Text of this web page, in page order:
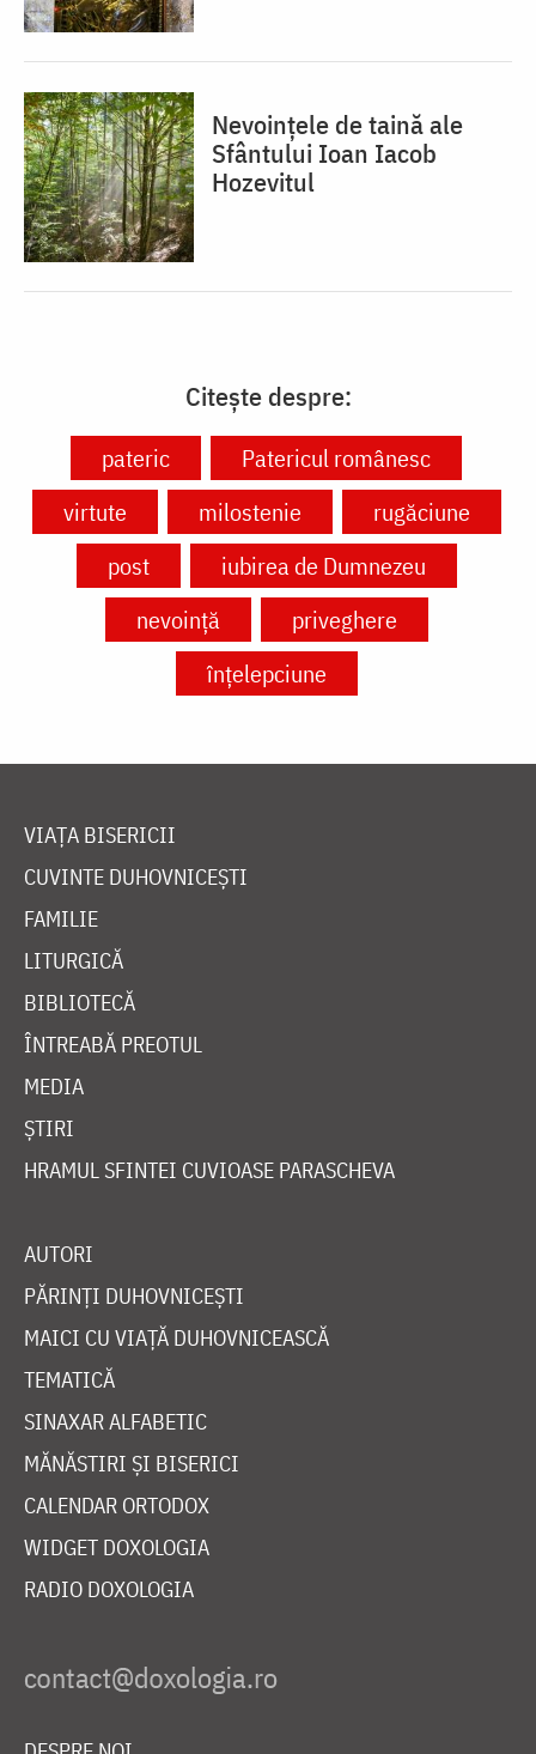
Nevoințele de taină ale
Sfântului Ioan Iacob
Hozevitul
Citește despre:
pateric
Patericul românesc
virtute
milostenie
rugăciune
post
iubirea de Dumnezeu
nevoință
priveghere
înțelepciune
VIAȚA BISERICII
CUVINTE DUHOVNICEȘTI
FAMILIE
LITURGICĂ
BIBLIOTECĂ
ÎNTREABĂ PREOTUL
MEDIA
ȘTIRI
HRAMUL SFINTEI CUVIOASE PARASCHEVA
AUTORI
PĂRINȚI DUHOVNICEȘTI
MAICI CU VIAȚĂ DUHOVNICEASCĂ
TEMATICĂ
SINAXAR ALFABETIC
MĂNĂSTIRI ȘI BISERICI
CALENDAR ORTODOX
WIDGET DOXOLOGIA
RADIO DOXOLOGIA